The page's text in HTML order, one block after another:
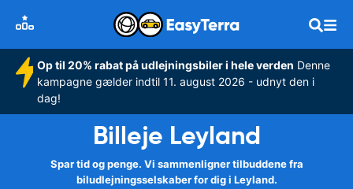
Op til 20% rabat på udlejningsbiler i hele verden Denne
kampagne gælder indtil 11. august 2026 - udnyt den i
dag!
Billeje Leyland
Spar tid og penge. Vi sammenligner tilbuddene fra
biludlejningsselskaber for dig i Leyland.